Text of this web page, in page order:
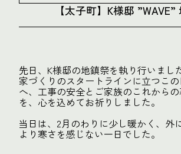
【太子町】K様邸
先日、K様邸の地鎮祭を執り行いまし
家づくりのスタートラインに立つこ
へ、工事の安全とご家族のこれから
を、心を込めてお祈りしました。
当日は、2月のわりに少し暖かく、外
より寒さを感じない一日でした。